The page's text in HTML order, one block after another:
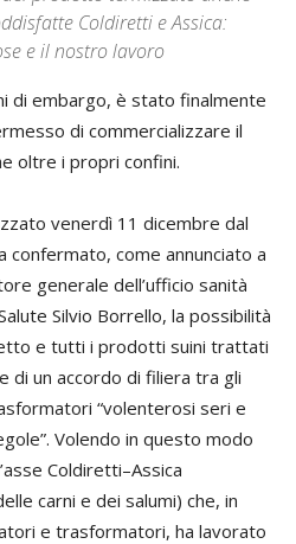
Coldiretti e Assica:
e il nostro lavoro
di embargo, è stato finalmente
di commercializzare il
oltre i propri confini.
venerdì 11 dicembre dal
confermato, come annunciato a
generale dell’ufficio sanità
Silvio Borrello, la possibilità
e tutti i prodotti suini trattati
di un accordo di filiera tra gli
“volenterosi seri e
Volendo in questo modo
Coldiretti–Assica
carni e dei salumi) che, in
e trasformatori, ha lavorato